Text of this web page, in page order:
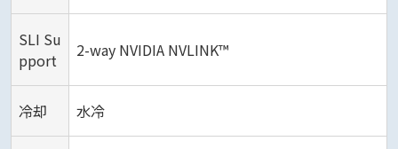
SLI Su
pport
2-way NVIDIA NVLINK™
冷却 水冷